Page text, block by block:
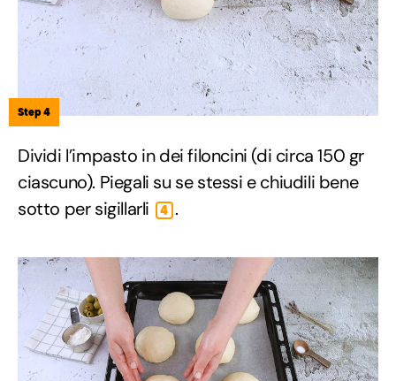
Step 4
Dividi l’impasto in dei filoncini (di circa 150 gr
ciascuno). Piegali su se stessi e chiudili bene
sotto per sigillarli
4 .